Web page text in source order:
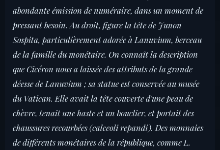
abondante émission de numéraire, dans un moment de
pressant besoin. Au droit, figure la tête de Junon
Sospita, particulièrement adorée à Lanuvium, berceau
de la famille du monétaire. On connaît la description
que Cicéron nous a laissée des attributs de la grande
déesse de Lanuvium ; sa statue est conservée au musée
du Vatican. Elle avait la tête couverte d'une peau de
chèvre, tenait une haste et un bouclier, et portait des
chaussures recourbées (calceoli repandi). Des monnaies
de différents monétaires de la république, comme L.